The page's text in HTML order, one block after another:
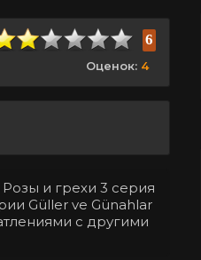
6
Оценок: 4
Розы и грехи 3 серия
Güller ve Günahlar
с другими